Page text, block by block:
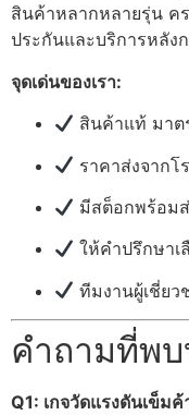
สินค้าหลากหลายรุ่น ค
ประกันและบริการหลัง
จุดเด่นของเรา:
สินค้าแท้ มาต
ราคาส่งจากโ
มีสต็อกพร้อม
ให้คำปรึกษาเ
ทีมงานผู้เชี่ย
คำถามที่พบ
Q1: เกจวัดแรงดันเข็มค้